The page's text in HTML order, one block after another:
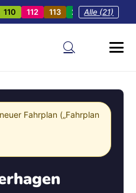
110 112 113 201 202
Alle (21)
Fahrplan („Fahrplan